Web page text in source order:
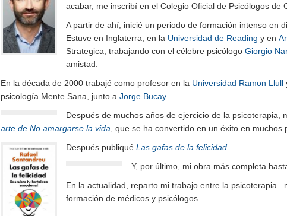
acabar, me inscribí en el Colegio Oficial de Psicólogos de
A partir de ahí, inicié un periodo de formación intenso en
Estuve en Inglaterra, en la Universidad de Reading y en
Strategica, trabajando con el célebre psicólogo Giorgio
amistad.
En la década de 2000 trabajé como profesor en la Universidad Ramon Llull
psicología Mente Sana, junto a Jorge Bucay.
Después de muchos años de ejercicio de la psicoterapia,
arte de No amargarse la vida , que se ha convertido en un éxito en muchos
Después publiqué Las gafas de la felicidad
Y, por último, mi obra más completa
En la actualidad, reparto mi trabajo entre la psicoterapia
formación de médicos y psicólogos.